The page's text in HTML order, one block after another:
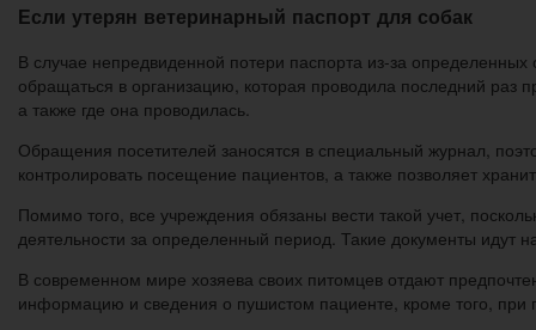
Если утерян ветеринарный паспорт для собак
В случае непредвиденной потери паспорта из-за
обращаться в организацию, которая проводила последний раз
а также где она проводилась.
Обращения посетителей заносятся в специальный журнал,
контролировать посещение пациентов, а также позволяет
Помимо того, все учреждения обязаны вести такой учет,
деятельности за определенный период. Такие документы идут
В современном мире хозяева своих питомцев отдают
информацию и сведения о пушистом пациенте, кроме того, при